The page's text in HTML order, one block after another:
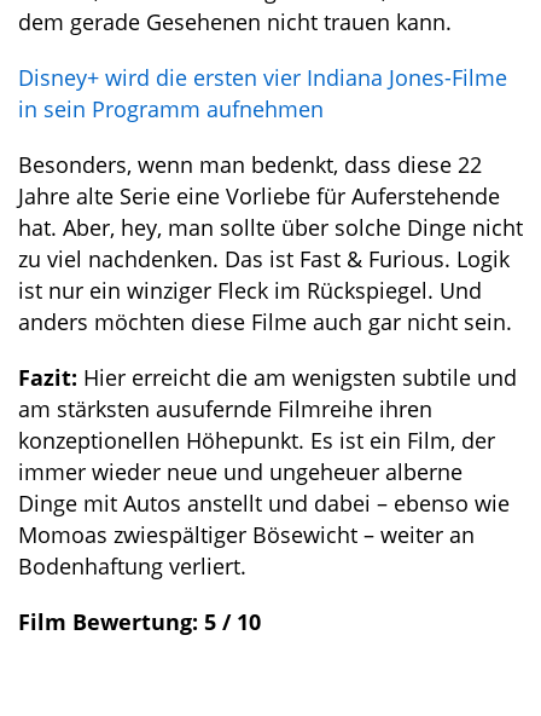
dem gerade Gesehenen nicht trauen kann.
Disney+ wird die ersten vier Indiana Jones-Filme
in sein Programm aufnehmen
Besonders, wenn man bedenkt, dass diese 22
Jahre alte Serie eine Vorliebe für Auferstehende
hat. Aber, hey, man sollte über solche Dinge nicht
zu viel nachdenken. Das ist Fast & Furious. Logik
ist nur ein winziger Fleck im Rückspiegel. Und
anders möchten diese Filme auch gar nicht sein.
Fazit: Hier erreicht die am wenigsten subtile und
am stärksten ausufernde Filmreihe ihren
konzeptionellen Höhepunkt. Es ist ein Film, der
immer wieder neue und ungeheuer alberne
Dinge mit Autos anstellt und dabei – ebenso wie
Momoas zwiespältiger Bösewicht – weiter an
Bodenhaftung verliert.
Film Bewertung: 5 / 10